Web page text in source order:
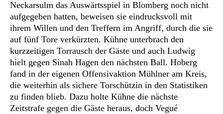
Neckarsulm das Auswärtsspiel in Blomberg noch nicht
aufgegeben hatten, beweisen sie eindrucksvoll mit
ihrem Willen und den Treffern im Angriff, durch die sie
auf fünf Tore verkürzten. Kühne unterbrach den
kurzzeitigen Torrausch der Gäste und auch Ludwig
hielt gegen Sinah Hagen den nächsten Ball. Hoberg
fand in der eigenen Offensivaktion Mühlner am Kreis,
die weiterhin als sichere Torschützin in den Statistiken
zu finden blieb. Dazu holte Kühne die nächste
Zeitstrafe gegen die Gäste heraus, doch Vegué